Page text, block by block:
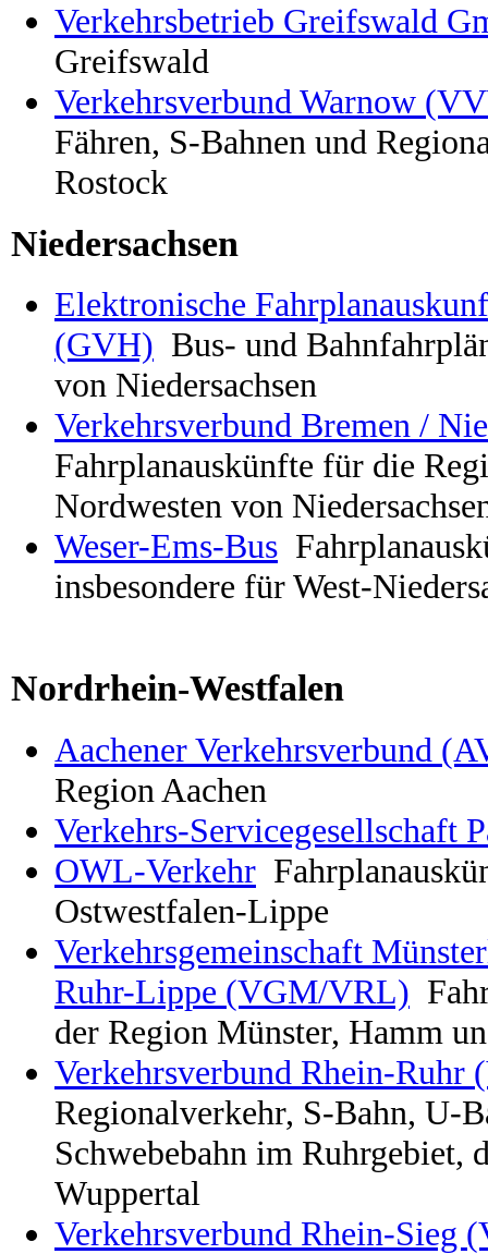
Verkehrsbetrieb Greifswald
Greifswald
Verkehrsverbund Warnow
Fähren, S-Bahnen und
Rostock
Niedersachsen
Elektronische
(GVH) Bus- und
von Niedersachsen
Verkehrsverbund Bremen /
Fahrplanauskünfte für die
Nordwesten von
Weser-Ems-Bus
insbesondere für West-
Nordrhein-Westfalen
Aachener Verkehrsverbund
Region Aachen
Verkehrs-Servicegesellschaft
OWL-Verkehr
Ostwestfalen-Lippe
Verkehrsgemeinschaft
Ruhr-Lippe (VGM/VRL)
der Region Münster, Hamm
Verkehrsverbund Rhein-Ruhr
Regionalverkehr, S-Bahn, U-
Schwebebahn im Ruhrgebiet,
Wuppertal
Verkehrsverbund Rhein-Sieg